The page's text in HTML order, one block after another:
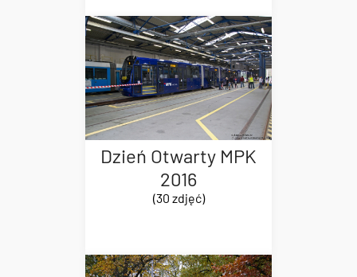
Dzień Otwarty MPK
2016
(30 zdjęć)